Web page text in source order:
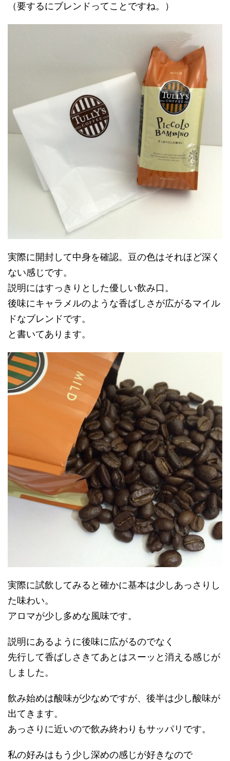
（要するにブレンドってことですね。）
実際に開封して中身を確認。豆の色はそれほど深く
ない感じです。
説明にはすっきりとした優しい飲み口。
後味にキャラメルのような香ばしさが広がるマイル
ドなブレンドです。
と書いてあります。
実際に試飲してみると確かに基本は少しあっさりし
た味わい。
アロマが少し多めな風味です。
説明にあるように後味に広がるのでなく
先行して香ばしさきてあとはスーッと消える感じが
しました。
飲み始めは酸味が少なめですが、後半は少し酸味が
出てきます。
あっさりに近いので飲み終わりもサッパリです。
私の好みはもう少し深めの感じが好きなので